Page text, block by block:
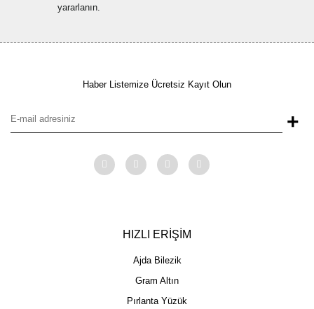
yararlanın.
Haber Listemize Ücretsiz Kayıt Olun
+
HIZLI ERİŞİM
Ajda Bilezik
Gram Altın
Pırlanta Yüzük